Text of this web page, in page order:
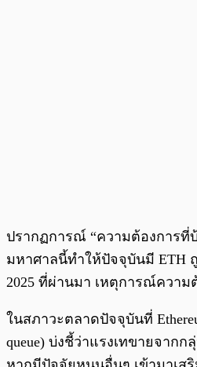
ปรากฏการณ์ “ความต้องการที่บ้
มหาศาลนี้ทำให้ปัจจุบันมี ETH
2025 ที่ผ่านมา เหตุการณ์ความ
ในสภาวะตลาดปัจจุบันที่
queue) บ่งชี้ว่าแรงเทขายจาก